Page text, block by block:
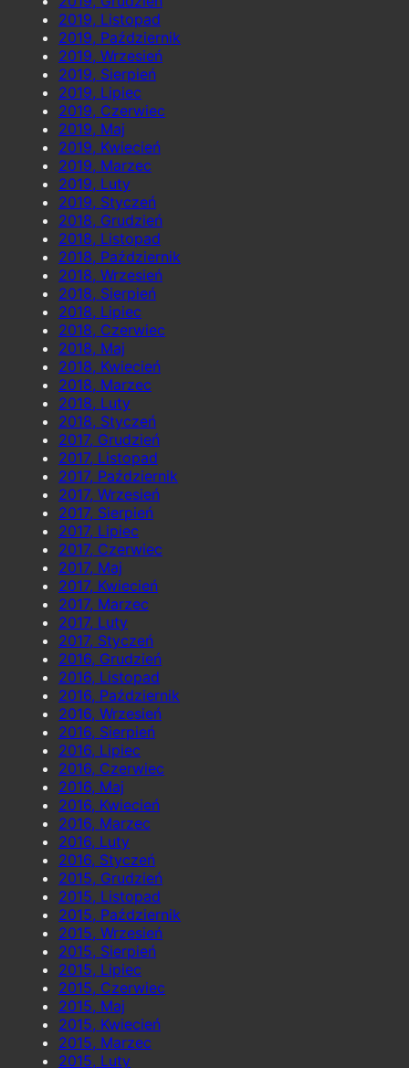
2019, Listopad
2019, Październik
2019, Wrzesień
2019, Sierpień
2019, Lipiec
2019, Czerwiec
2019, Maj
2019, Kwiecień
2019, Marzec
2019, Luty
2019, Styczeń
2018, Grudzień
2018, Listopad
2018, Październik
2018, Wrzesień
2018, Sierpień
2018, Lipiec
2018, Czerwiec
2018, Maj
2018, Kwiecień
2018, Marzec
2018, Luty
2018, Styczeń
2017, Grudzień
2017, Listopad
2017, Październik
2017, Wrzesień
2017, Sierpień
2017, Lipiec
2017, Czerwiec
2017, Maj
2017, Kwiecień
2017, Marzec
2017, Luty
2017, Styczeń
2016, Grudzień
2016, Listopad
2016, Październik
2016, Wrzesień
2016, Sierpień
2016, Lipiec
2016, Czerwiec
2016, Maj
2016, Kwiecień
2016, Marzec
2016, Luty
2016, Styczeń
2015, Grudzień
2015, Listopad
2015, Październik
2015, Wrzesień
2015, Sierpień
2015, Lipiec
2015, Czerwiec
2015, Maj
2015, Kwiecień
2015, Marzec
2015, Luty